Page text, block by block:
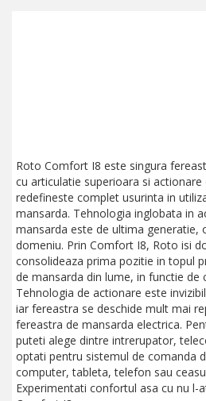
Roto Comfort I8 este singura
cu articulatie superioara si
redefineste complet usurinta in
mansarda. Tehnologia inglobata in
mansarda este de ultima generatie,
domeniu. Prin Comfort I8, Roto isi
consolideaza prima pozitie in topul
de mansarda din lume, in functie de
Tehnologia de actionare este
iar fereastra se deschide mult mai
fereastra de mansarda electrica.
puteti alege dintre intrerupator,
optati pentru sistemul de comanda
computer, tableta, telefon sau
Experimentati confortul asa cu nu l-